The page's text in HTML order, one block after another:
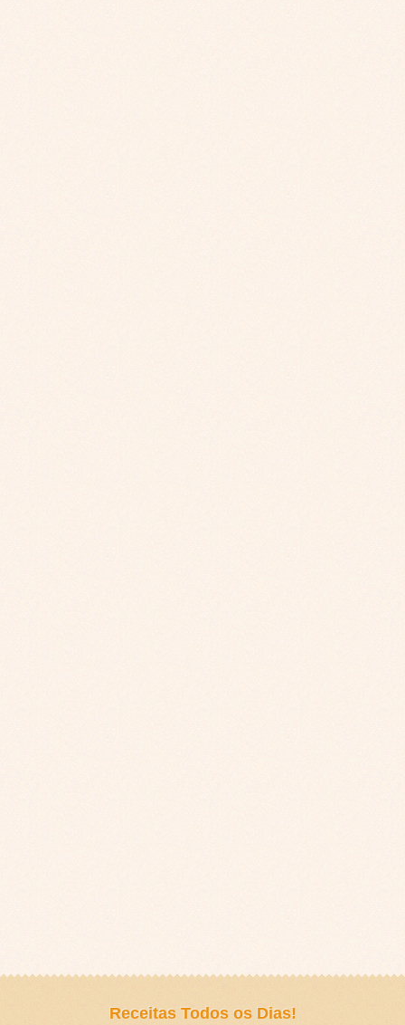
Receitas Todos os Dias!